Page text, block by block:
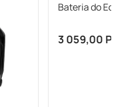
Bateria do
3 059,00